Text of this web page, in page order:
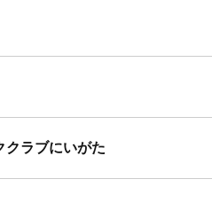
クラブにいがた